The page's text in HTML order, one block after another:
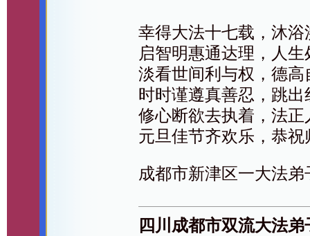
幸得大法十七载，沐浴
启智明惠通达理，人
淡看世间利与权，德高
时时谨遵真善忍，跳出
修心断欲去执着，法正
元旦佳节齐欢乐，恭祝
成都市新津区一大法弟
四川成都市双流大法